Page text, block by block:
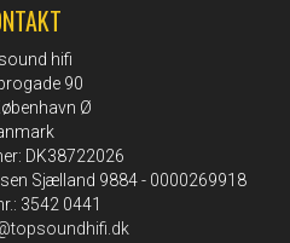
hifi
90
Ø
DK38722026
Sjælland 9884 - 0000269918
3542 0441